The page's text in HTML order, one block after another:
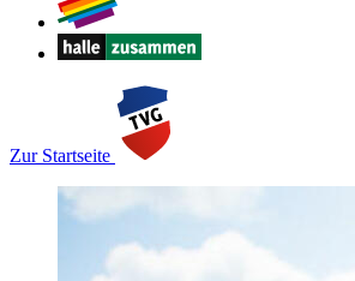
Zur Startseite